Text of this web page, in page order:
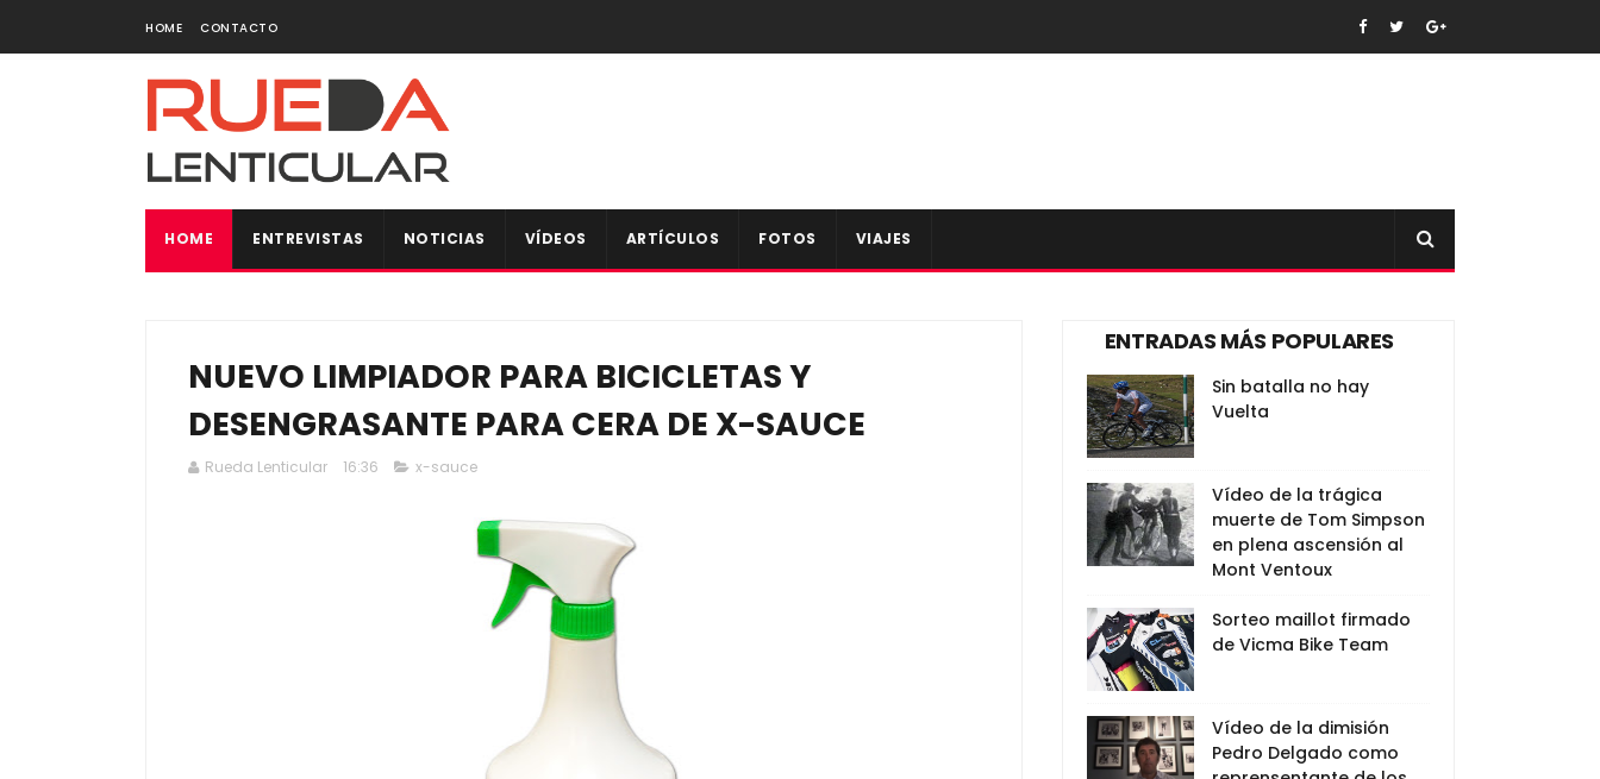
HOME CONTACTO
HOME ENTREVISTAS NOTICIAS VÍDEOS ARTÍCULOS FOTOS VIAJES
NUEVO LIMPIADOR PARA BICICLETAS Y
DESENGRASANTE PARA CERA DE X-SAUCE
Rueda Lenticular 16:36 x-sauce
ENTRADAS MÁS POPULARES
Sin batalla no hay
Vuelta
Vídeo de la trágica
muerte de Tom Simpson
en plena ascensión al
Mont Ventoux
Sorteo maillot firmado
de Vicma Bike Team
Vídeo de la dimisión
Pedro Delgado como